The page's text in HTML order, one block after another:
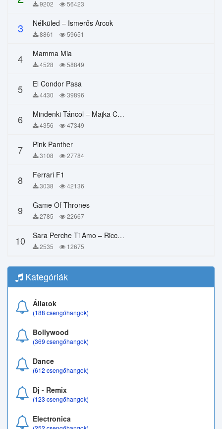
9202 56423
3 Nélküled – Ismerős Arcok
8861 59651
4 Mamma Mia
4528 58849
5 El Condor Pasa
4430 39896
6 Mindenki Táncol – Majka Curtis, Péter Majoros
4356 47349
7 Pink Panther
3108 27784
8 Ferrari F1
3038 42136
9 Game Of Thrones
2785 22667
10 Sara Perche Ti Amo – Ricchi E Poveri
2535 12675
Kategóriák
Állatok
(188 csengőhangok)
Bollywood
(369 csengőhangok)
Dance
(612 csengőhangok)
Dj - Remix
(123 csengőhangok)
Electronica